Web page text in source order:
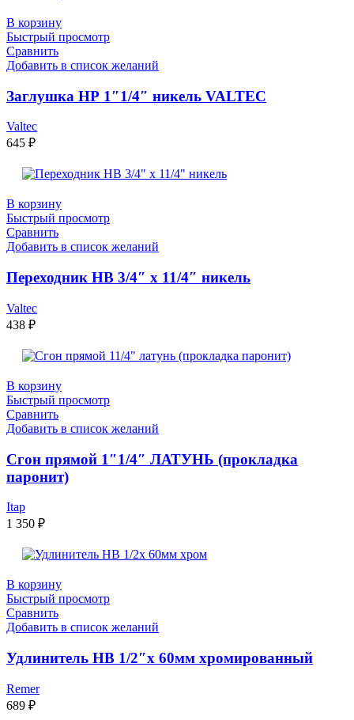
В корзину
Быстрый просмотр
Сравнить
Добавить в список желаний
Заглушка НР 1″1/4″ никель VALTEC
Valtec
645 ₽
В корзину
Быстрый просмотр
Сравнить
Добавить в список желаний
Переходник НВ 3/4″ x 11/4″ никель
Valtec
438 ₽
В корзину
Быстрый просмотр
Сравнить
Добавить в список желаний
Сгон прямой 1″1/4″ ЛАТУНЬ (прокладка
паронит)
Itap
1 350 ₽
В корзину
Быстрый просмотр
Сравнить
Добавить в список желаний
Удлинитель НВ 1/2″x 60мм хромированный
Remer
689 ₽